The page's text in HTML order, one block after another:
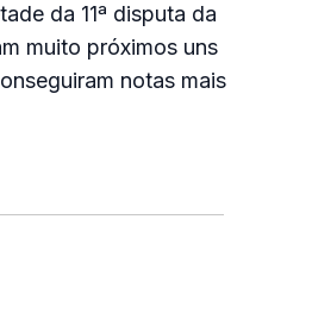
da 11ª disputa da
muito próximos uns
notas mais